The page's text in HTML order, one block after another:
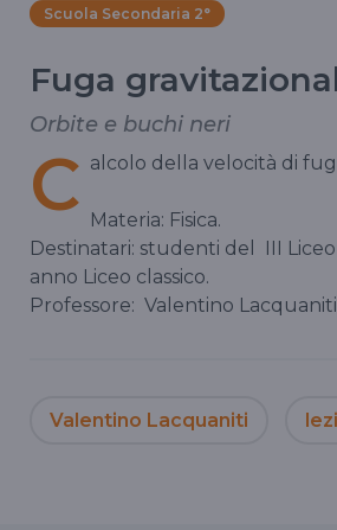
Scuola Secondaria 2°
Fuga
Orbite e buchi neri
C alcolo della velocità di
Materia: Fisica.
Destinatari: studenti del
III
anno Liceo classico.
Professore: Valentino
Valentino Lacquaniti